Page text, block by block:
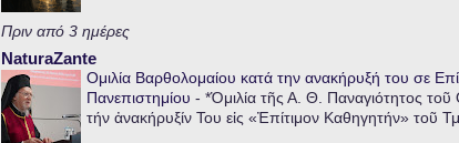
Πριν από 3 ημέρες
NaturaZante
Ομιλία Βαρθολομαίου κατά την ανακήρυξή του σε
Πανεπιστημίου - *Ὁμιλία τῆς Α. Θ. Παναγιότητος
τήν ἀνακήρυξίν Του εἰς «Ἐπίτιμον Καθηγητήν» τοῦ